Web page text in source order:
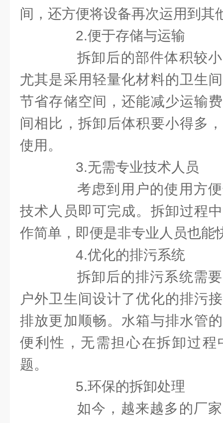
间，还方便将设备再次运用到其
2.便于存储与运输
拆卸后的部件体积较小
尤其是采用轻量化材料的卫生
节省存储空间，还能减少运输
间相比，拆卸后体积要小得多
使用。
3.无需专业技术人员
考虑到用户的使用方便
技术人员即可完成。拆卸过程
作简单，即便是非专业人员也能
4.优化的排污系统
拆卸后的排污系统需要
户外卫生间设计了优化的排污
排放更加顺畅。水箱与排水管
便利性，无需担心在拆卸过程
题。
5.环保的拆卸处理
如今，越来越多的厂家